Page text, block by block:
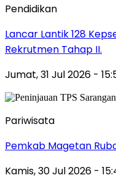
Pendidikan
Lancar Lantik 128
Rekrutmen Tahap II.
Jumat, 31 Jul 2026 -
Pariwisata
Pemkab Magetan
Kamis, 30 Jul 2026 -